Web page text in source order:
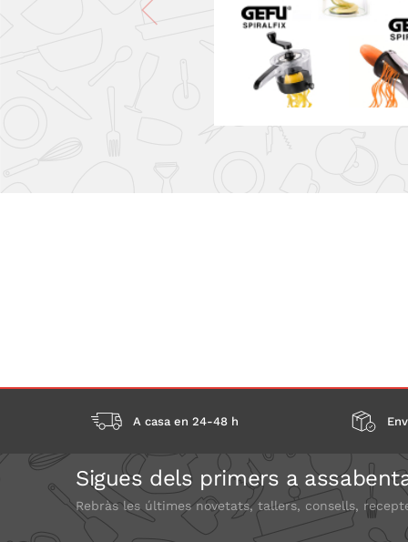
A casa en 24-48 h
Sigues dels primers a
Rebràs les últimes novetats, tallers, consells,